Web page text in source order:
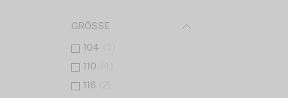
GRÖSSE
104
110
116